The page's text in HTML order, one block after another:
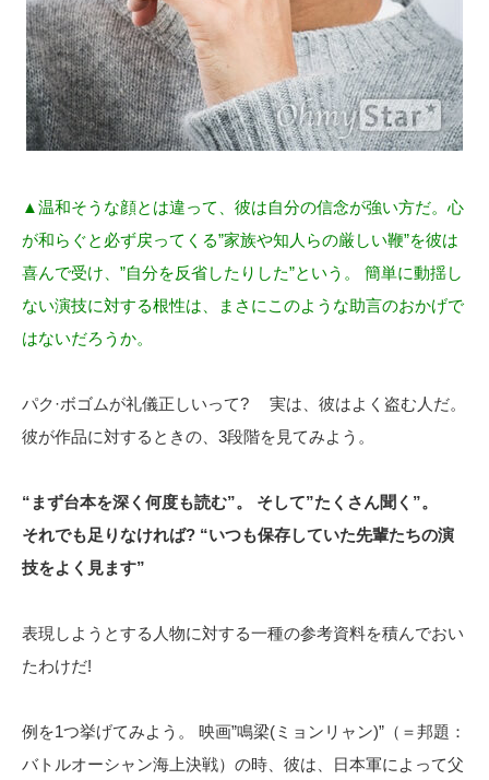
▲温和そうな顔とは違って、彼は自分の信念が強い方だ。心
が和らぐと必ず戻ってくる”家族や知人らの厳しい鞭”を彼は
喜んで受け、”自分を反省したりした”という。 簡単に動揺し
ない演技に対する根性は、まさにこのような助言のおかげで
はないだろうか。
パク·ボゴムが礼儀正しいって? 実は、彼はよく盗む人だ。
彼が作品に対するときの、3段階を見てみよう。
“まず台本を深く何度も読む”。 そして”たくさん聞く”。
それでも足りなければ? “いつも保存していた先輩たちの演
技をよく見ます”
表現しようとする人物に対する一種の参考資料を積んでおい
たわけだ!
例を1つ挙げてみよう。 映画”鳴梁(ミョンリャン)”（＝邦題：
バトルオーシャン海上決戦）の時、彼は、日本軍によって父